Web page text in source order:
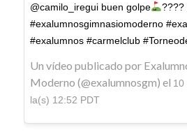
@camilo_iregui buen golpe
????
#exalumnosgimnasiomoderno
#exalumnos #carmelclub
Un vídeo publicado por
Moderno (@exalumnosgm) el 10
la(s) 12:52 PDT